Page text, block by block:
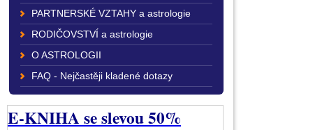
PARTNERSKÉ VZTAHY a astrologie
RODIČOVSTVÍ a astrologie
O ASTROLOGII
FAQ - Nejčastěji kladené dotazy
E-KNIHA se slevou 50%